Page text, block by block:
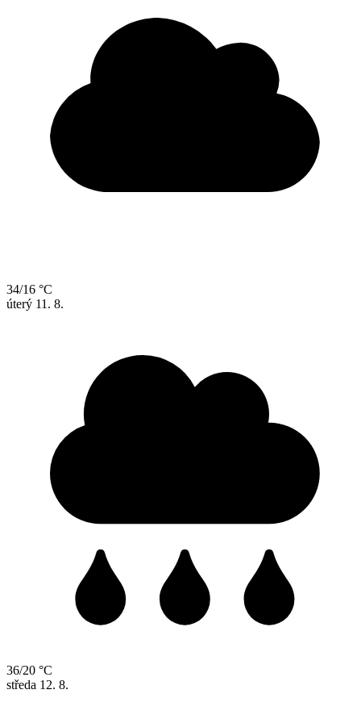
34/16 °C
úterý 11. 8.
36/20 °C
středa 12. 8.